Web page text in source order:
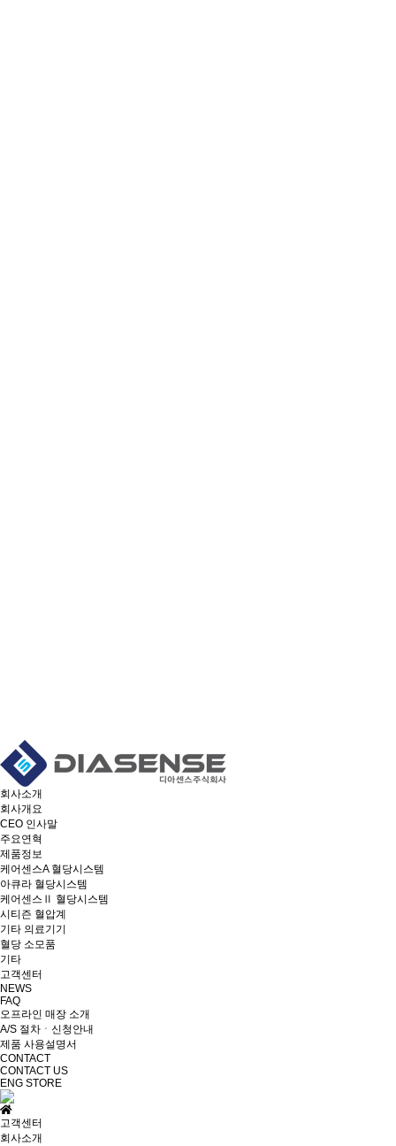
회사소개
회사개요
CEO 인사말
주요연혁
제품정보
케어센스A 혈당시스템
아큐라 혈당시스템
케어센스Ⅱ 혈당시스템
시티즌 혈압계
기타 의료기기
혈당 소모품
기타
고객센터
NEWS
FAQ
오프라인 매장 소개
A/S 절차ㆍ신청안내
제품 사용설명서
CONTACT
CONTACT US
ENG STORE
고객센터
회사소개